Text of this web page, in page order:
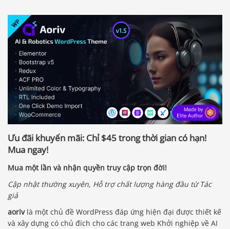
Ưu đãi khuyến mãi: Chỉ$45trong thời gian có hạn!
Mua ngay!
Mua một lần và nhận quyền truy cập trọn đời!
Cập nhật thường xuyên, Hỗ trợ chất lượng hàng đầu từ Tác
giả
aorivlà một chủ đề WordPress đáp ứng hiện đại được thiết kế
và xây dựng có chủ đích cho các trang web Khởi nghiệp về AI